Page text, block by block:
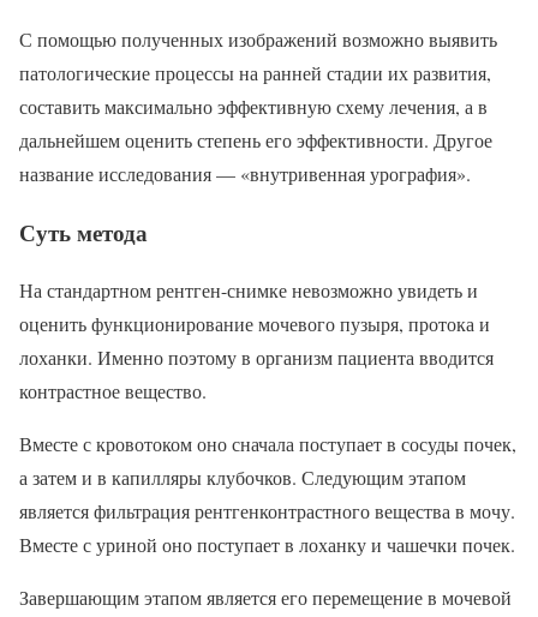
С помощью полученных изображений возможно выявить
патологические процессы на ранней стадии их развития,
составить максимально эффективную схему лечения, а в
дальнейшем оценить степень его эффективности. Другое
название исследования — «внутривенная урография».
Суть метода
На стандартном рентген-снимке невозможно увидеть и
оценить функционирование мочевого пузыря, протока и
лоханки. Именно поэтому в организм пациента вводится
контрастное вещество.
Вместе с кровотоком оно сначала поступает в сосуды почек,
а затем и в капилляры клубочков. Следующим этапом
является фильтрация рентгенконтрастного вещества в мочу.
Вместе с уриной оно поступает в лоханку и чашечки почек.
Завершающим этапом является его перемещение в мочевой